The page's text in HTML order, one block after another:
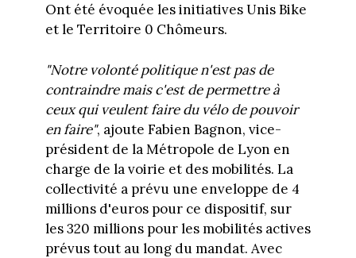
Ont été évoquée les initiatives Unis Bike
et le Territoire 0 Chômeurs.
"Notre volonté politique n'est pas de
contraindre mais c'est de permettre à
ceux qui veulent faire du vélo de pouvoir
en faire", ajoute Fabien Bagnon, vice-
président de la Métropole de Lyon en
charge de la voirie et des mobilités. La
collectivité a prévu une enveloppe de 4
millions d'euros pour ce dispositif, sur
les 320 millions pour les mobilités actives
prévus tout au long du mandat. Avec